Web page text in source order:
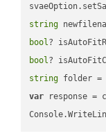
string
bool?
bool?
string folder =
var response =